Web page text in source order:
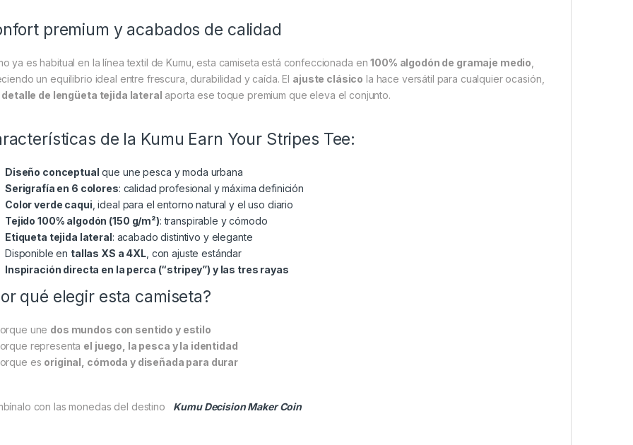
premium y acabados de calidad
ya es habitual en la línea textil de Kumu, esta camiseta está confeccionada en100% algodón de gramaje medio
un equilibrio ideal entre frescura, durabilidad y caída. El ajuste clásico la hace versátil para cualquier ocasión,
detalle de lengüeta tejida lateral aporta ese toque premium que eleva el conjunto.
de la Kumu Earn Your Stripes Tee:
Diseño conceptual que une pesca y moda urbana
Serigrafía en 6 colores: calidad profesional y máxima definición
Color verde caqui , ideal para el entorno natural y el uso diario
Tejido 100% algodón (150 g/m²): transpirable y cómodo
Etiqueta tejida lateral: acabado distintivo y elegante
Disponible en tallas XS a 4XL, con ajuste estándar
Inspiración directa en la perca (“stripey”) y las tres rayas
qué elegir esta camiseta?
une dos mundos con sentido y estilo
representa el juego, la pesca y la identidad
es original, cómoda y diseñada para durar
con las monedas del destino Kumu Decision Maker Coin